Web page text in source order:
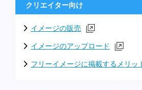
クリエイター向け
イメージの販売
イメージのアップロード
フリーイメージに掲載するメリッ